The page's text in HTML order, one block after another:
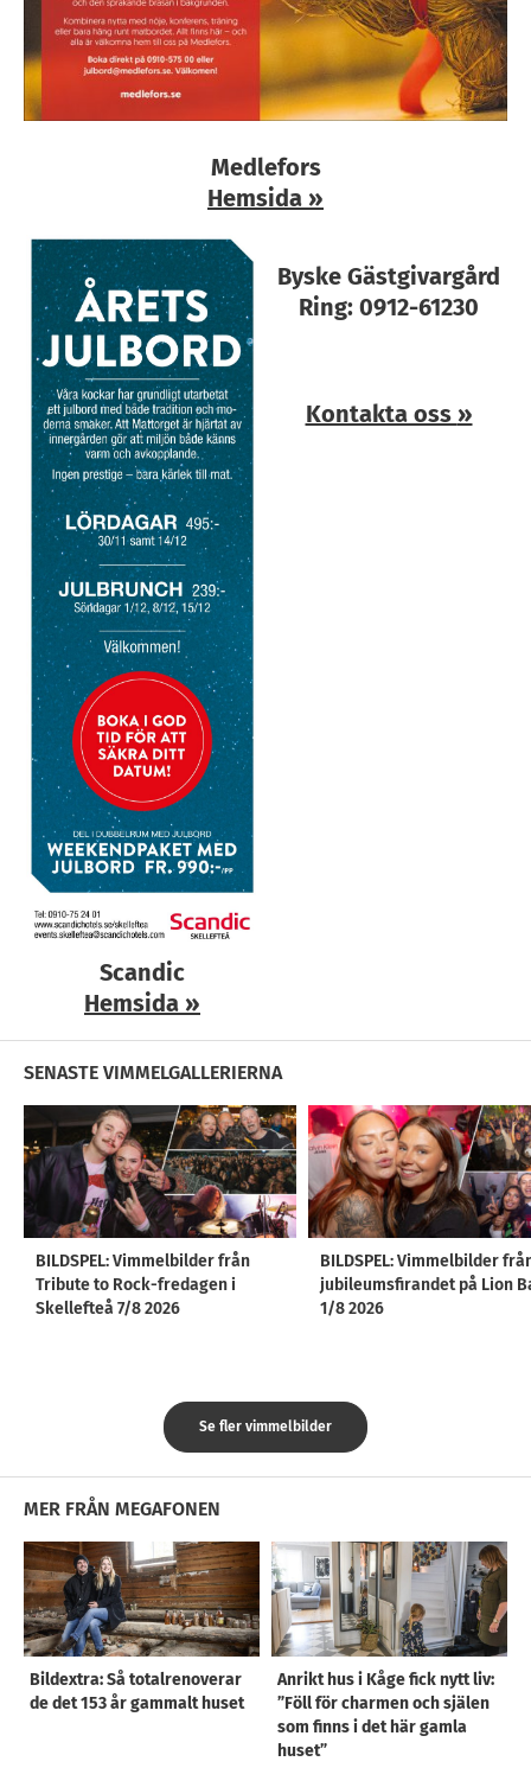
Medlefors
Hemsida »
Scandic
Hemsida »
Byske Gästgivargård
Ring: 0912-61230
Kontakta oss »
SENASTE VIMMELGALLERIERNA
BILDSPEL: Vimmelbilder från
Tribute to Rock-fredagen i
Skellefteå 7/8 2026
BILDSPEL: Vimmelbilder
jubileumsfirandet på Lion
1/8 2026
Se fler vimmelbilder
MER FRÅN MEGAFONEN
Bildextra: Så totalrenoverar
de det 153 år gammalt huset
Anrikt hus i Kåge fick nytt liv:
”Föll för charmen och själen
som finns i det här gamla
huset”